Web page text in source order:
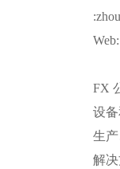
FX
设
生
解